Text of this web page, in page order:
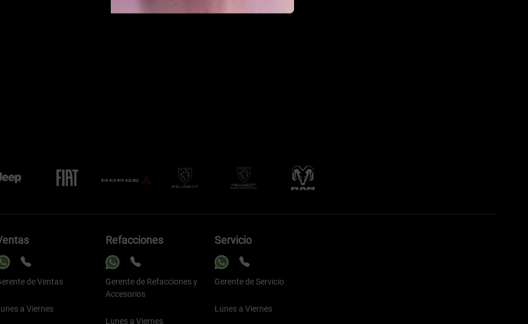
de Ventas
a Viernes
Refacciones
Gerente de Refacciones y
Accesorios
Lunes a Viernes
Servicio
Gerente de Servicio
Lunes a Viernes